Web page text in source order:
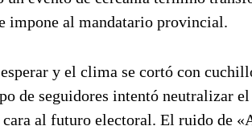
impone al mandatario provincial.
y el clima se cortó con
de seguidores intentó neutralizar
al futuro electoral. El ruido de